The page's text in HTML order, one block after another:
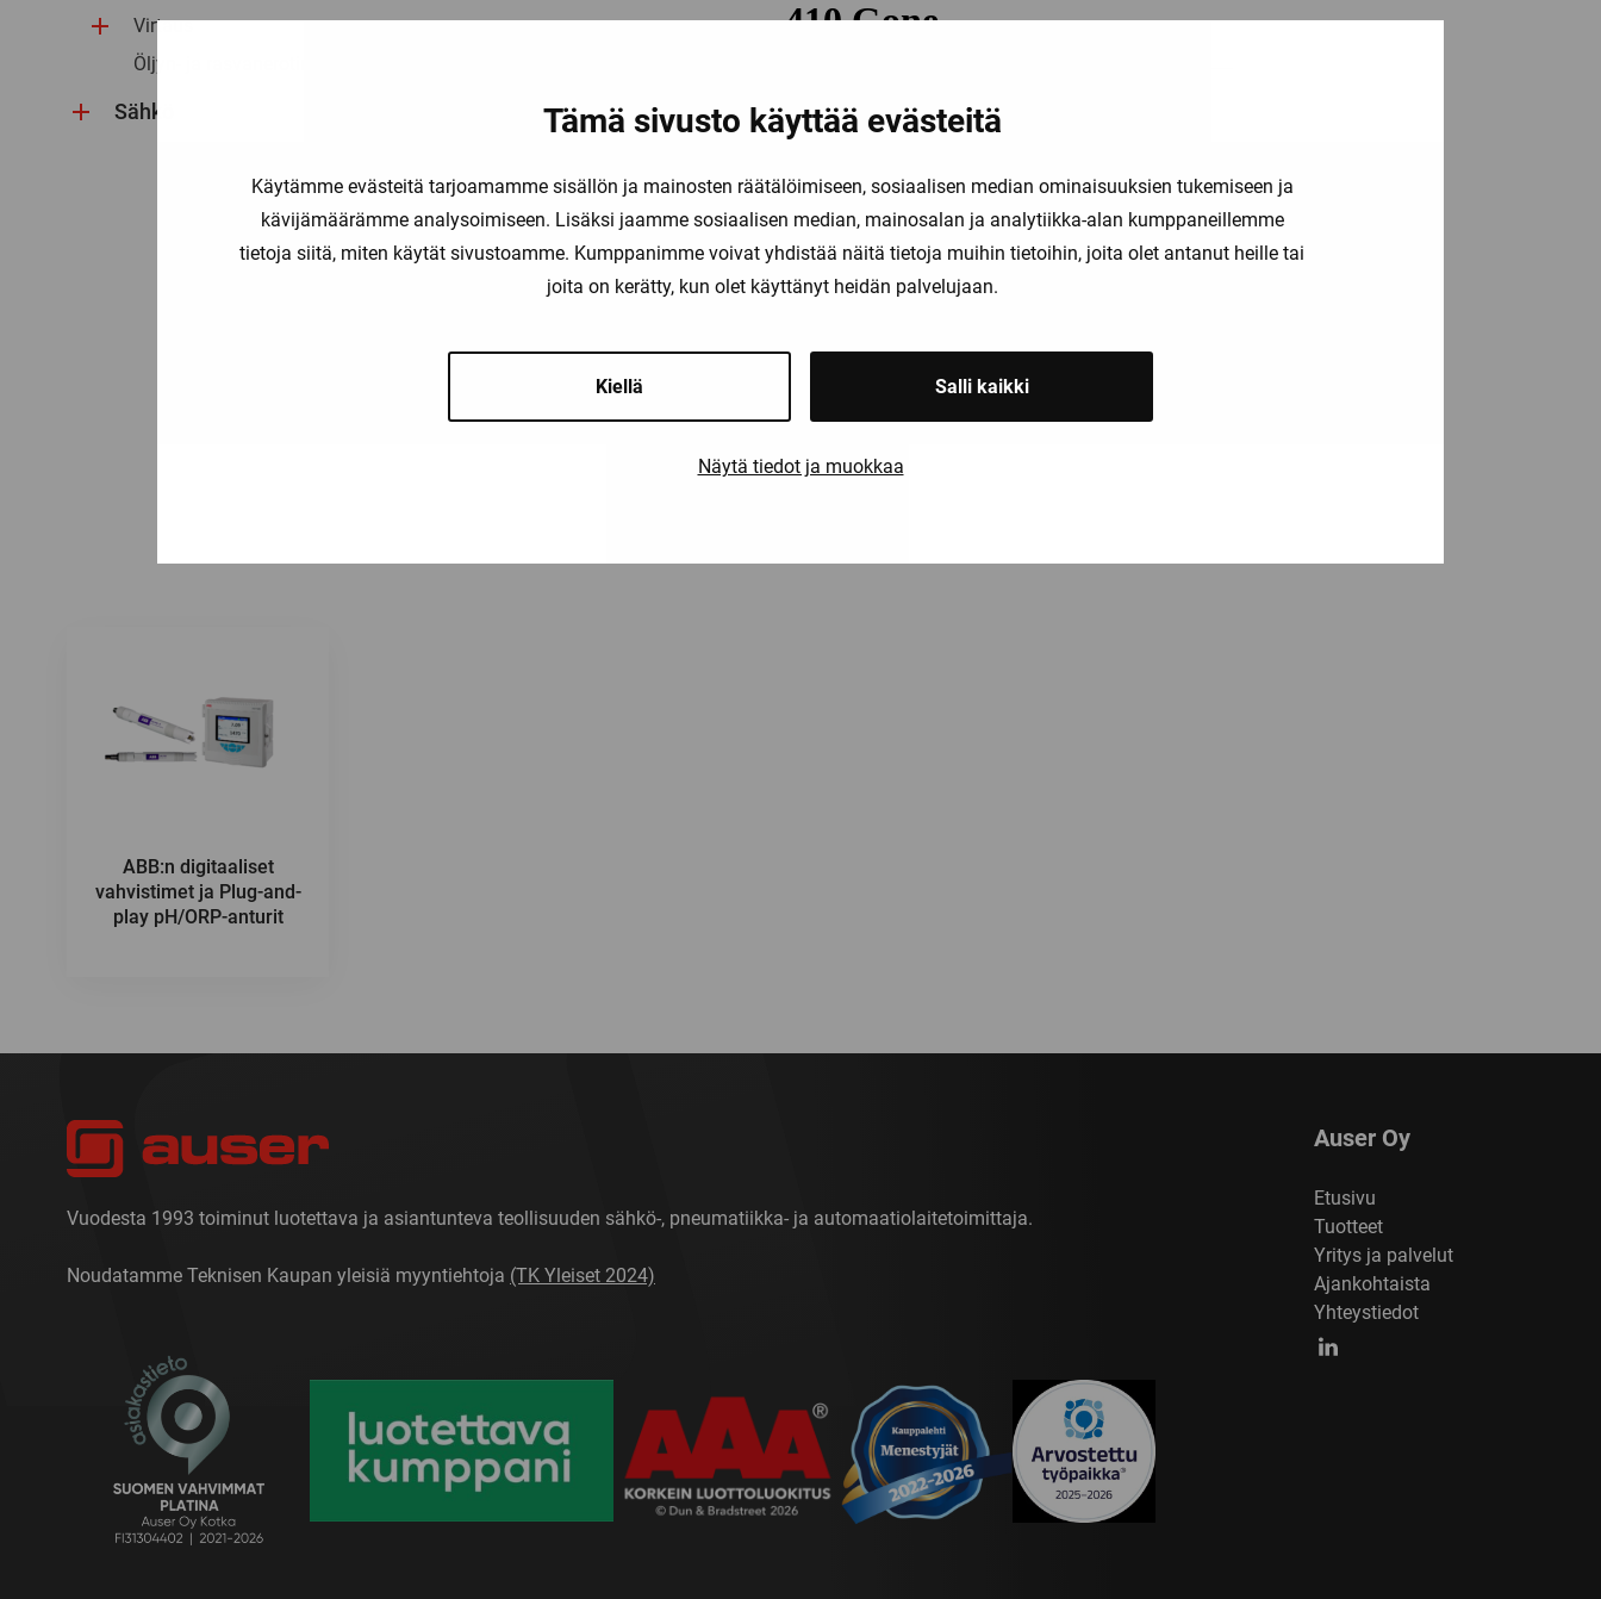
Tämä sivusto käyttää evästeitä
Käytämme evästeitä tarjoamamme sisällön ja mainosten räätälöimiseen, sosiaalisen median ominaisuuksien tukemiseen ja
kävijämäärämme analysoimiseen. Lisäksi jaamme sosiaalisen median, mainosalan ja analytiikka-alan kumppaneillemme
tietoja siitä, miten käytät sivustoamme. Kumppanimme voivat yhdistää näitä tietoja muihin tietoihin, joita olet antanut heille tai
joita on kerätty, kun olet käyttänyt heidän palvelujaan.
Kiellä Salli kaikki
Näytä tiedot ja muokkaa
Virtaus
Öljyn- ja rasvanerotinhälyttimet
Sähkö
ABB:n digitaaliset
vahvistimet ja Plug-and-
play pH/ORP-anturit
Vuodesta 1993 toiminut luotettava ja asiantunteva teollisuuden sähkö-, pneumatiikka- ja automaatiolaitetoimittaja.
Noudatamme Teknisen Kaupan yleisiä myyntiehtoja (TK Yleiset 2024)
Auser Oy
Etusivu
Tuotteet
Yritys ja palvelut
Ajankohtaista
Yhteystiedot